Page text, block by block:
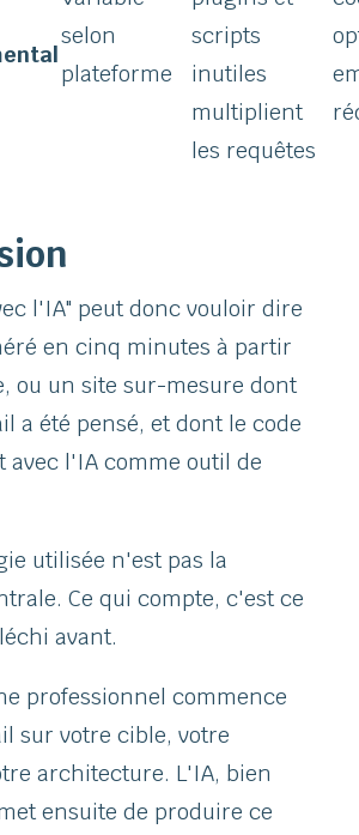
selon
plateforme
scripts
inutiles
multiplient
les requêtes
l'IA" peut donc vouloir dire
en cinq minutes à partir
ou un site sur-mesure dont
a été pensé, et dont le code
avec l'IA comme outil de
utilisée n'est pas la
Ce qui compte, c'est ce
avant.
professionnel commence
sur votre cible, votre
architecture. L'IA, bien
ensuite de produire ce